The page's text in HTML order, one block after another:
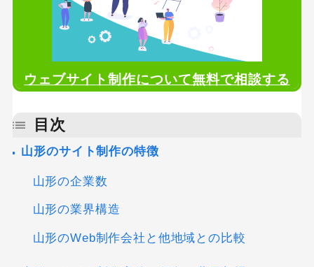
ウェブサイト制作について無料で相談する
目次
山形のサイト制作の特徴
山形の企業数
山形の業界構造
山形のWeb制作会社と他地域との比較